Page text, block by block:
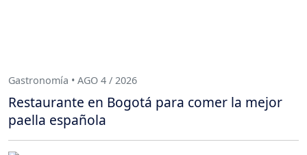
Gastronomía • AGO 4 / 2026
Restaurante en Bogotá para comer la mejor
paella española